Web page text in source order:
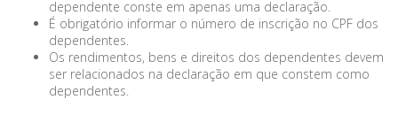
dependente conste em apenas uma declaração.
É obrigatório informar o número de inscrição no CPF dos
dependentes.
Os rendimentos, bens e direitos dos dependentes devem
ser relacionados na declaração em que constem como
dependentes.